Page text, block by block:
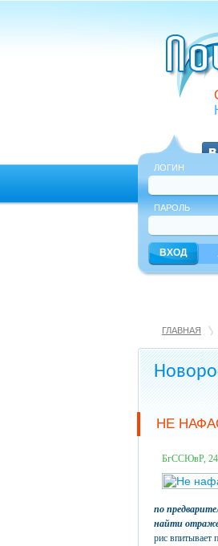
ЛОГИН
ПАРОЛЬ
ГЛАВНАЯ
НЕ
БгССЮвР, 24
по
найти
рис впитывает